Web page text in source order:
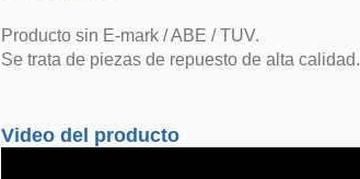
Producto sin E-mark / ABE / TUV.
Se trata de piezas de repuesto de alta calidad.
Video del producto